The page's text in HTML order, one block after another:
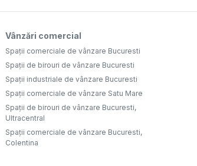
Vânzări comercial
Spații comerciale de vânzare Bucuresti
Spații de birouri de vânzare Bucuresti
Spații industriale de vânzare Bucuresti
Spații comerciale de vânzare Satu Mare
Spații de birouri de vânzare Bucuresti,
Ultracentral
Spații comerciale de vânzare Bucuresti,
Colentina